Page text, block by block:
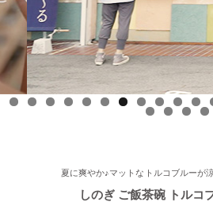
面 近郊版 『わが街ぶらり探訪』コーナ
店 らいすぼーる 小牧店が紹介されま
市、春日井市、豊山町、扶桑町、大口
ください～★
2025/8/17
介されました。
0 1
0 1 2 3
夏に爽やか♪マットなトルコブルーが
しのぎ ご飯茶碗 トルコ